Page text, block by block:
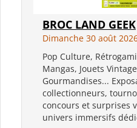
BROC LAND GEEK
Dimanche 30 août
Pop Culture,
Mangas, Jouets
Gourmandises...
collectionneurs,
concours et surprises
univers immersifs